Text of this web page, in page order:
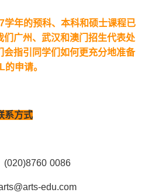
学年的预科、本科和硕士课程已
广州、武汉和澳门招生代表处
会指引同学们如何更充分地准备
的申请。
系方式
(020)8760 0086
edu.com